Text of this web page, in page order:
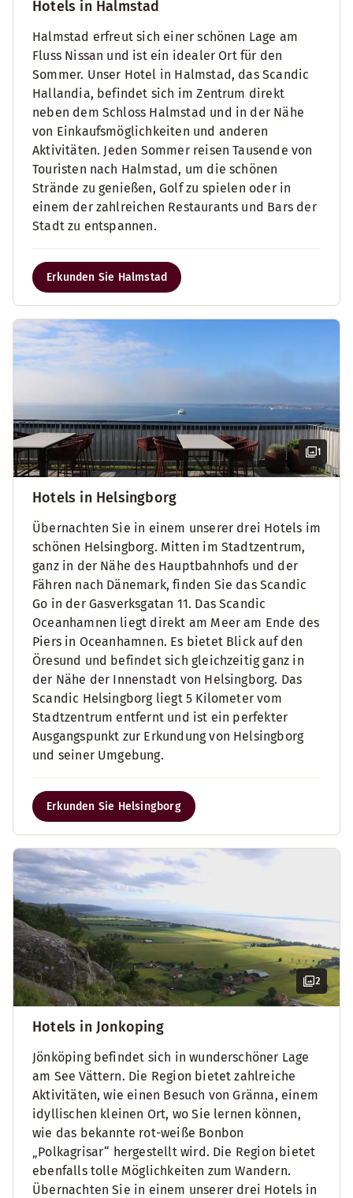
Hotels in Halmstad
Halmstad erfreut sich einer schönen Lage am
Fluss Nissan und ist ein idealer Ort für den
Sommer. Unser Hotel in Halmstad, das Scandic
Hallandia, befindet sich im Zentrum direkt
neben dem Schloss Halmstad und in der Nähe
von Einkaufsmöglichkeiten und anderen
Aktivitäten. Jeden Sommer reisen Tausende von
Touristen nach Halmstad, um die schönen
Strände zu genießen, Golf zu spielen oder in
einem der zahlreichen Restaurants und Bars der
Stadt zu entspannen.
Erkunden Sie Halmstad
1
Hotels in Helsingborg
Übernachten Sie in einem unserer drei Hotels im
schönen Helsingborg. Mitten im Stadtzentrum,
ganz in der Nähe des Hauptbahnhofs und der
Fähren nach Dänemark, finden Sie das Scandic
Go in der Gasverksgatan 11. Das Scandic
Oceanhamnen liegt direkt am Meer am Ende des
Piers in Oceanhamnen. Es bietet Blick auf den
Öresund und befindet sich gleichzeitig ganz in
der Nähe der Innenstadt von Helsingborg. Das
Scandic Helsingborg liegt 5 Kilometer vom
Stadtzentrum entfernt und ist ein perfekter
Ausgangspunkt zur Erkundung von Helsingborg
und seiner Umgebung.
Erkunden Sie Helsingborg
2
Hotels in Jonkoping
Jönköping befindet sich in wunderschöner Lage
am See Vättern. Die Region bietet zahlreiche
Aktivitäten, wie einen Besuch von Gränna, einem
idyllischen kleinen Ort, wo Sie lernen können,
wie das bekannte rot-weiße Bonbon
„Polkagrisar“ hergestellt wird. Die Region bietet
ebenfalls tolle Möglichkeiten zum Wandern.
Übernachten Sie in einem unserer drei Hotels in